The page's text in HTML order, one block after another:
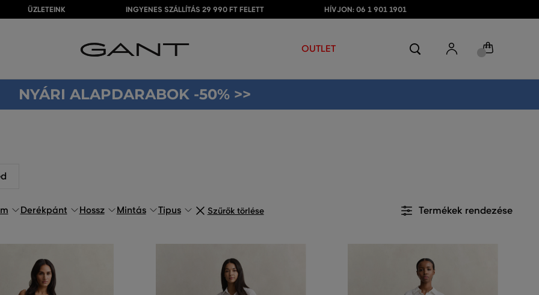
ÜZLETEINK INGYENES SZÁLLÍTÁS 29 990 FT FELETT HÍVJON: 06 1 901 1901
OUTLET
NYÁRI ALAPDARABOK -50% >>
Derékpánt Hossz Mintás Tipus Szűrők törlése Termékek rendezése